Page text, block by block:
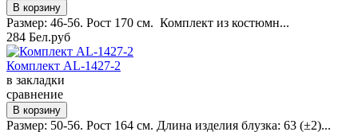
Размер: 46-56. Рост 170 см. Комплект из костюмн...
284 Бел.руб
Комплект AL-1427-2
в закладки
сравнение
Размер: 50-56. Рост 164 см. Длина изделия блузка: 63 (±2)...